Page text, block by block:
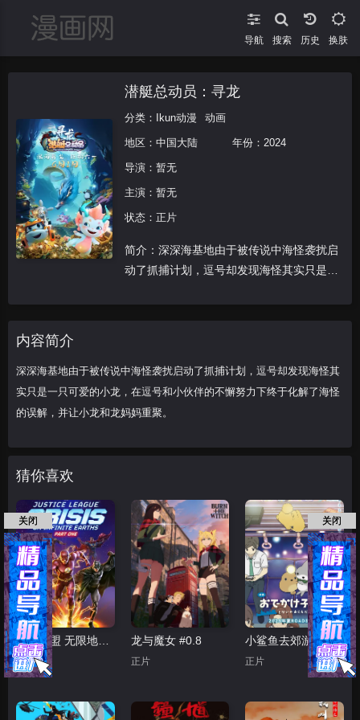
导航 搜索 换肤
潜艇总动员：寻龙
分类： Ikun动漫 动画
地区： 中国大陆 年份： 2024
导演： 暂无
主演： 暂无
状态：正片
简介：深深海基地由于被传说中海怪袭扰启
动了抓捕计划，逗号却发现海怪其实只是一
内容简介
深深海基地由于被传说中海怪袭扰启动了抓捕计划，逗号却发现海怪其
实只是一只可爱的小龙，在逗号和小伙伴的不懈努力下终于化解了海怪
的误解，并让小龙和龙妈妈重聚。
猜你喜欢
正义联盟 无限地球危机(上)
正片
龙与魔女 #0.8
正片
小鲨鱼去郊游2025
正片
关闭 关闭